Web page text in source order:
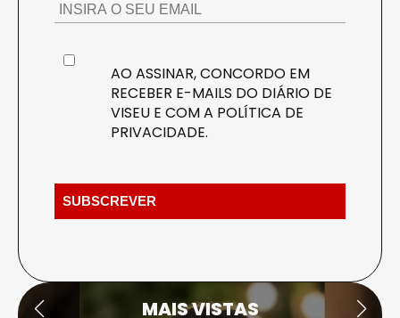
AO ASSINAR, CONCORDO EM
RECEBER E-MAILS DO DIÁRIO DE
VISEU E COM A POLÍTICA DE
PRIVACIDADE.
MAIS VISTAS